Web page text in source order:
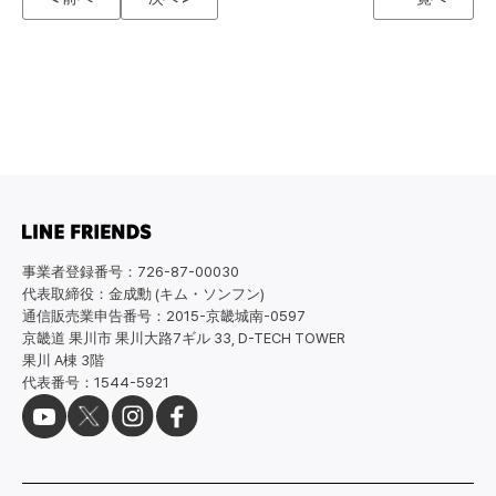
事業者登録番号：726-87-00030
代表取締役：金成勳 (キム・ソンフン)
通信販売業申告番号：2015-京畿城南-0597
京畿道 果川市 果川大路7ギル 33, D-TECH TOWER
果川 A棟 3階
代表番号：1544-5921